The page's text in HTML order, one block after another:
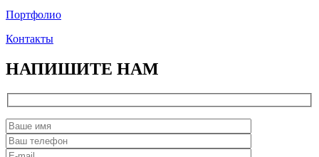
Портфолио
Контакты
НАПИШИТЕ НАМ